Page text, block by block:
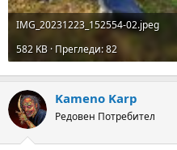
IMG_20231223_152554-02.jpeg
582 KB · Прегледи: 82
Kameno Karp
Редовен Потребител